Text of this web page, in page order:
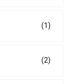
(1)
(2)